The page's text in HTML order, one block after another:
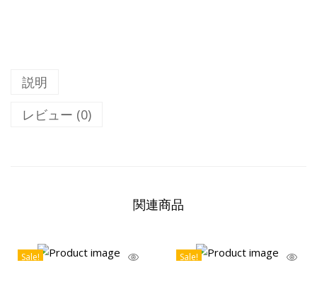
説明
レビュー (0)
関連商品
Sale! Sale!